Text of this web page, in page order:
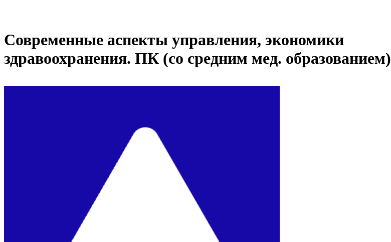
Современные аспекты управления, экономики
здравоохранения. ПК (со средним мед. образованием)